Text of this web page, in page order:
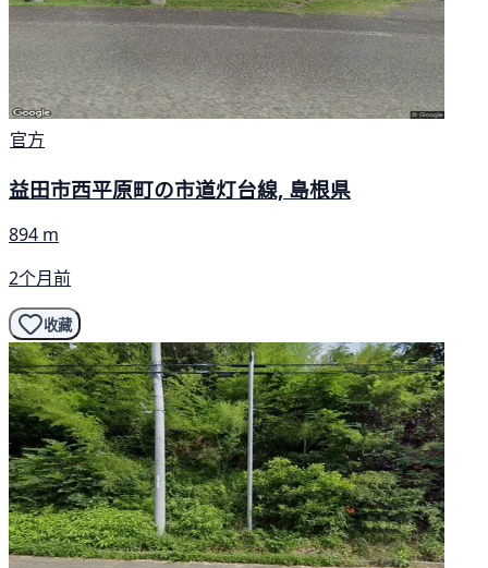
官方
益田市西平原町の市道灯台線, 島根県
894 m
2个月前
收藏